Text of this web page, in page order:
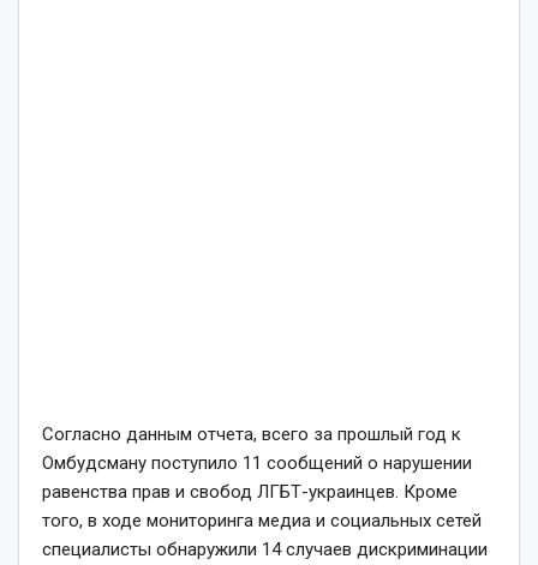
Согласно данным отчета, всего за прошлый год к
Омбудсману поступило 11 сообщений о нарушении
равенства прав и свобод ЛГБТ-украинцев. Кроме
того, в ходе мониторинга медиа и социальных сетей
специалисты обнаружили 14 случаев дискриминации